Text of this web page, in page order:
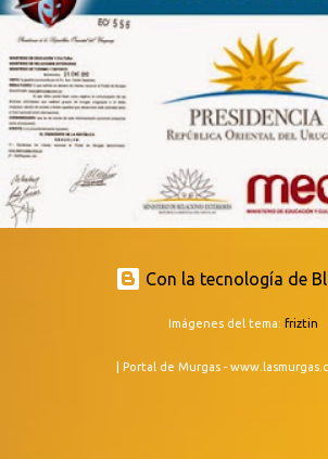
Con la tecnología de
Imágenes del tema: friztin
| Portal de Murgas -